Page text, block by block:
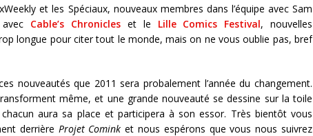
et les Spéciaux, nouveaux membres dans l’équipe avec Sam
Cable’s Chronicles et le Lille Comics Festival, nouvelles
longue pour citer tout le monde, mais on ne vous oublie pas, bref
nouveautés que 2011 sera probalement l’année du changement.
même, et une grande nouveauté se dessine sur la toile
aura sa place et participera à son essor. Très bientôt vous
derrière Projet Comink et nous espérons que vous nous suivrez